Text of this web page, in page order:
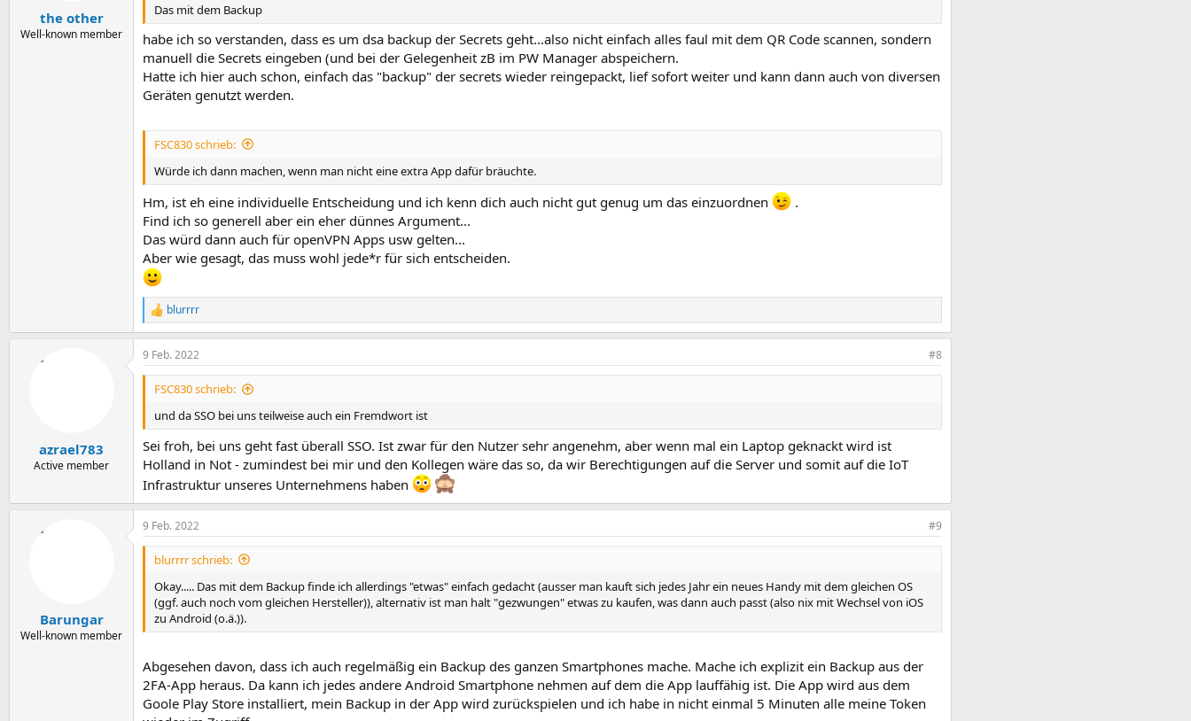
the other
Well-known member
Das mit dem Backup
habe ich so verstanden, dass es um dsa backup der Secrets geht...also nicht einfach alles faul mit dem QR Code scannen, sondern
manuell die Secrets eingeben (und bei der Gelegenheit zB im PW Manager abspeichern.
Hatte ich hier auch schon, einfach das "backup" der secrets wieder reingepackt, lief sofort weiter und kann dann auch von diversen
Geräten genutzt werden.
FSC830 schrieb:
Würde ich dann machen, wenn man nicht eine extra App dafür bräuchte.
Hm, ist eh eine individuelle Entscheidung und ich kenn dich auch nicht gut genug um das einzuordnen
.
Find ich so generell aber ein eher dünnes Argument...
Das würd dann auch für openVPN Apps usw gelten...
Aber wie gesagt, das muss wohl jede*r für sich entscheiden.
R
e
a
k
t
e
n
:
blurrrr
azrael783
Active member
9 Feb. 2022 #8
FSC830 schrieb:
und da SSO bei uns teilweise auch ein Fremdwort ist
Sei froh, bei uns geht fast überall SSO. Ist zwar für den Nutzer sehr angenehm, aber wenn mal ein Laptop geknackt wird ist
Holland in Not - zumindest bei mir und den Kollegen wäre das so, da wir Berechtigungen auf die Server und somit auf die IoT
Infrastruktur unseres Unternehmens haben
Barungar
Well-known member
9 Feb. 2022 #9
blurrrr schrieb:
Okay..... Das mit dem Backup finde ich allerdings "etwas" einfach gedacht (ausser man kauft sich jedes Jahr ein neues Handy mit dem gleichen OS
(ggf. auch noch vom gleichen Hersteller)), alternativ ist man halt "gezwungen" etwas zu kaufen, was dann auch passt (also nix mit Wechsel von iOS
zu Android (o.ä.)).
Abgesehen davon, dass ich auch regelmäßig ein Backup des ganzen Smartphones mache. Mache ich explizit ein Backup aus der
2FA-App heraus. Da kann ich jedes andere Android Smartphone nehmen auf dem die App lauffähig ist. Die App wird aus dem
Goole Play Store installiert, mein Backup in der App wird zurückspielen und ich habe in nicht einmal 5 Minuten alle meine Token